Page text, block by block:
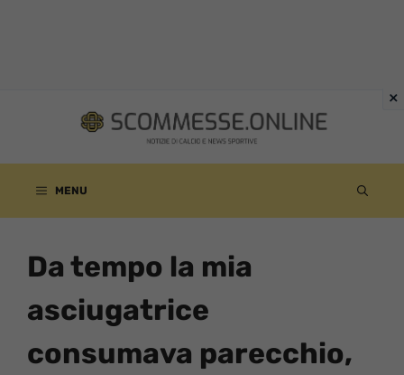
contenuto
MENU
Da tempo la mia
asciugatrice
consumava parecchio,